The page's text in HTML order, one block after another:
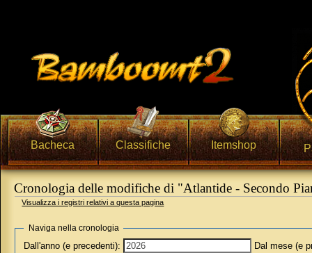
Bacheca Classifiche Itemshop
Cronologia delle modifiche di "Atlantide - Secondo
Visualizza i registri relativi a questa pagina
Naviga nella cronologia
Dall'anno (e precedenti): Dal mese (e